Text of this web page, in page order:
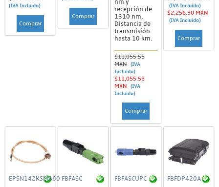
(IVA Incluido)
Comprar
Comprar
nm y
recepción de
1310 nm,
Distancia de
transmisión
hasta 10 km.
$11,055.55
MXN
(IVA
Incluido)
$11,055.55
MXN
(IVA
Incluido)
Comprar
(IVA Incluido)
$2,256.30 MXN
(IVA Incluido)
Comprar
EPSN142KSMA60 FBFASC
FBFASCUPC
FBFDP420A